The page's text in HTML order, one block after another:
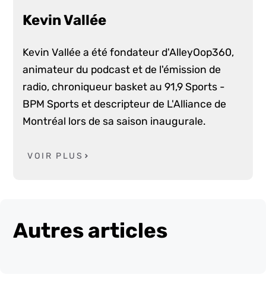
Kevin Vallée
Kevin Vallée a été fondateur d'AlleyOop360,
animateur du podcast et de l'émission de
radio, chroniqueur basket au 91,9 Sports -
BPM Sports et descripteur de L'Alliance de
Montréal lors de sa saison inaugurale.
VOIR PLUS
Autres articles